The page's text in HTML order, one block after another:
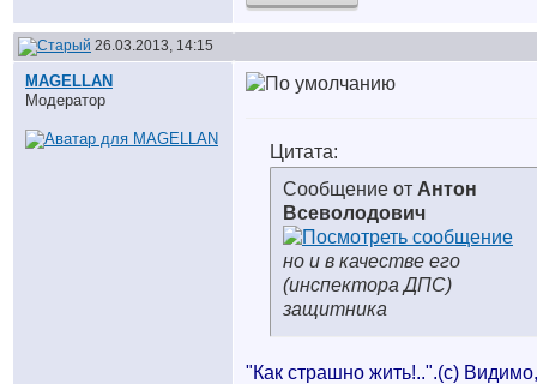
26.03.2013, 14:15
MAGELLAN
Модератор
Цитата:
Сообщение от Антон
Всеволодович
но и в качестве его
(инспектора ДПС)
защитника
"Как страшно жить!..".(с) Видимо,